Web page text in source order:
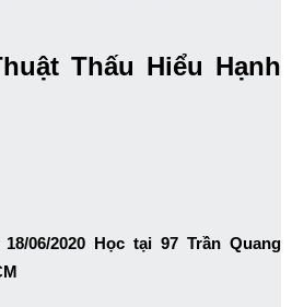
Thấu Hiểu Hạnh
06/2020 Học tại 97 Trần Quang